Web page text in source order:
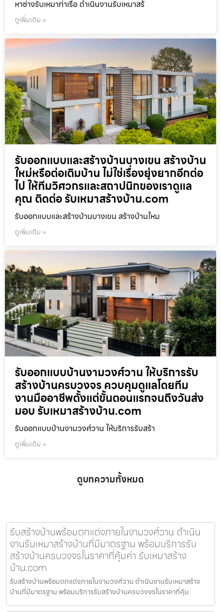
หาช่างรับเหมาท่าเรือ ดำเนินงานรับเหมาสร้
ดูเพิ่มเติม »
รับออกแบบและสร้างบ้านบางเขน สร้างบ้าน
ใหม่หรือต่อเติมบ้าน ไม่ใช่เรื่องยุ่งยากอีกต่อ
ไป ให้ทีมวิศวกรและสถาปนิกของเราดูแล
คุณ ติดต่อ รับเหมาสร้างบ้าน.com
รับออกแบบและสร้างบ้านบางเขน สร้างบ้านใหม
ดูเพิ่มเติม »
รับออกแบบบ้านงามวงศ์วาน ให้บริการรับ
สร้างบ้านครบวงจร ควบคุมดูแลโดยทีม
งานมืออาชีพตั้งแต่ขั้นตอนแรกจนถึงวันส่ง
มอบ รับเหมาสร้างบ้าน.com
รับออกแบบบ้านงามวงศ์วาน ให้บริการรับสร้า
ดูเพิ่มเติม »
ดูบทความทั้งหมด
รับสร้างบ้านพร้อมตกแต่งภายในงามวงศ์วาน ดำเนิน
งานรับเหมาสร้างบ้านที่มีมาตรฐาน พร้อมบริการรับ
สร้างบ้านครบวงจรในราคาที่คุ้มค่า รับเหมาสร้าง
บ้าน.com
รับสร้างบ้านพร้อมตกแต่งภายในงามวงศ์วาน ดำเนินงานรับเหมาสร้าง
บ้านที่มีมาตรฐาน พร้อมบริการรับสร้างบ้านครบวงจรในราคาที่คุ้ม